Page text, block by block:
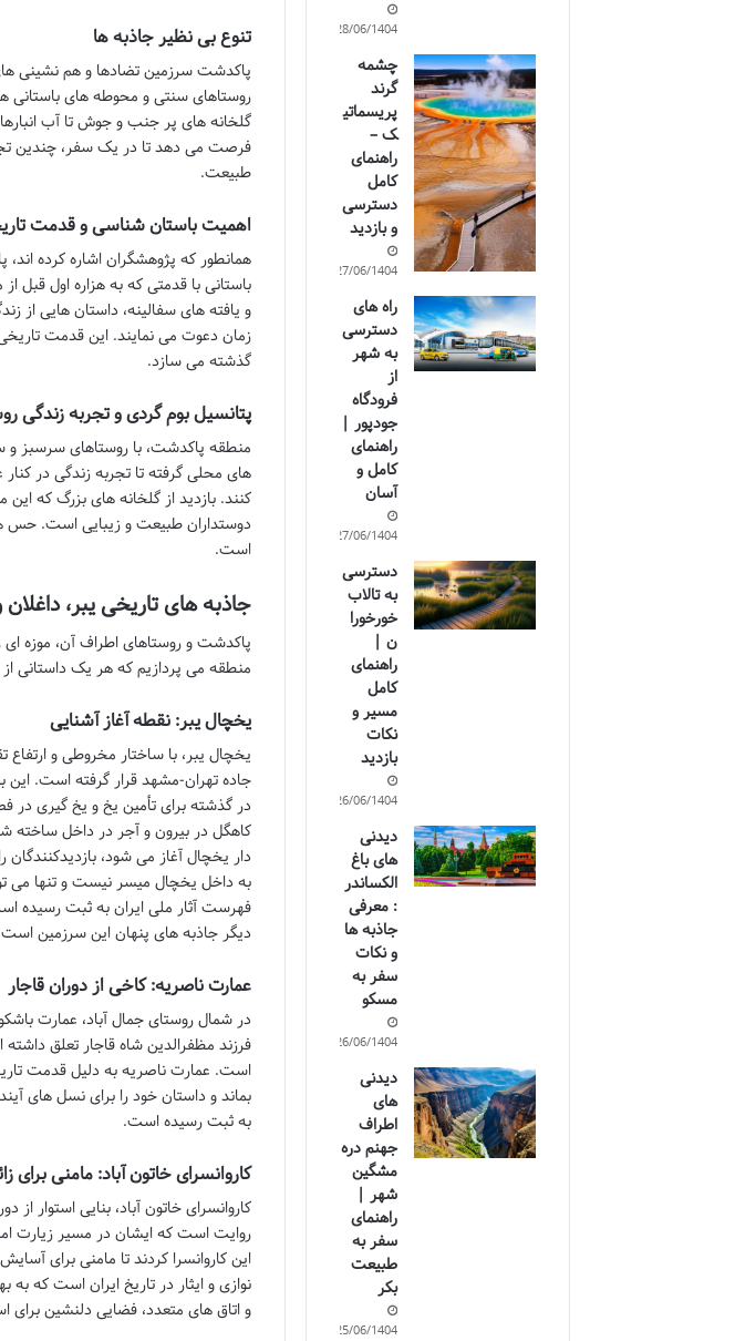
تنوع بی نظیر جاذبه ها
پاکدشت سرزمین تضادها و هم نشینی
روستاهای سنتی و محوطه های باستانی
گلخانه های پر جنب و جوش تا آب
فرصت می دهد تا در یک سفر، چندین
طبیعت.
اهمیت باستان شناسی و قدمت
همانطور که پژوهشگران اشاره کرده
باستانی با قدمتی که به هزاره اول قبل
و یافته های سفالینه، داستان هایی از
زمان دعوت می نمایند. این قدمت
گذشته می سازد.
پتانسیل بوم گردی و تجربه زندگی
منطقه پاکدشت، با روستاهای سرسبز
های محلی گرفته تا تجربه زندگی در
کنند. بازدید از گلخانه های بزرگ که
دوستداران طبیعت و زیبایی است. حس
است.
جاذبه های تاریخی یبر،
پاکدشت و روستاهای اطراف آن، موزه ای
منطقه می پردازیم که هر یک داستانی
یخچال یبر: نقطه آغاز آشنایی
یخچال یبر، با ساختار مخروطی و
در گذشته برای تأمین یخ و یخ گیری در
کاهگل در بیرون و آجر در داخل ساخته
دار یخچال آغاز می شود،
فهرست آثار ملی ایران به ثبت رسیده
دیگر جاذبه های پنهان این سرزمین
عمارت ناصریه: کاخی از دوران قاجار
در شمال روستای جمال آباد، عمارت
فرزند مظفرالدین شاه قاجار تعلق
است. عمارت ناصریه به دلیل قدمت
به ثبت رسیده است.
کاروانسرای خاتون آباد: مامنی برای
کاروانسرای خاتون آباد، بنایی استوار
روایت است که ایشان در مسیر زیارت
این کاروانسرا کردند تا مامنی برای
نوازی و ایثار در تاریخ ایران است که
و اتاق های متعدد، فضایی دلنشین برای
28/06/1404
چشمه
گرند
پریسماتی
ک –
راهنمای
کامل
دسترسی
و بازدید
27/06/1404
راه های
دسترسی
به شهر
از
فرودگاه
جودپور |
راهنمای
کامل و
آسان
27/06/1404
دسترسی
به تالاب
خورخورا
ن |
راهنمای
کامل
مسیر و
نکات
بازدید
26/06/1404
دیدنی
های باغ
الکساندر
: معرفی
جاذبه ها
و نکات
سفر به
مسکو
26/06/1404
دیدنی
های
اطراف
جهنم دره
مشگین
شهر |
راهنمای
سفر به
طبیعت
بکر
25/06/1404